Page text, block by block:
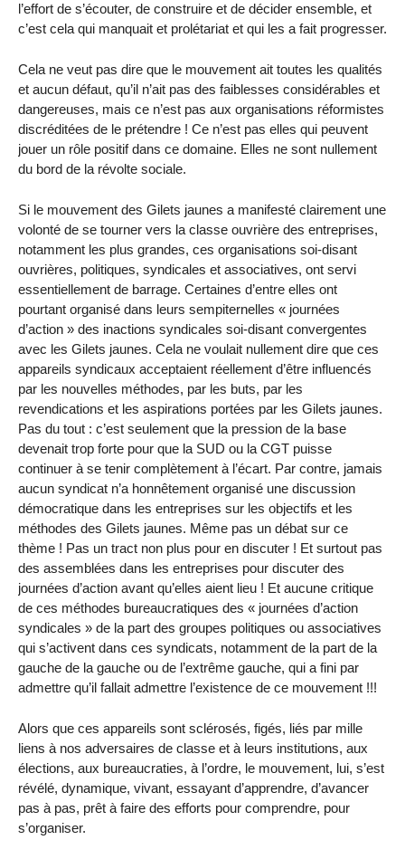
l’effort de s’écouter, de construire et de décider ensemble, et
c’est cela qui manquait et prolétariat et qui les a fait progresser.
Cela ne veut pas dire que le mouvement ait toutes les qualités
et aucun défaut, qu’il n’ait pas des faiblesses considérables et
dangereuses, mais ce n’est pas aux organisations réformistes
discréditées de le prétendre ! Ce n’est pas elles qui peuvent
jouer un rôle positif dans ce domaine. Elles ne sont nullement
du bord de la révolte sociale.
Si le mouvement des Gilets jaunes a manifesté clairement une
volonté de se tourner vers la classe ouvrière des entreprises,
notamment les plus grandes, ces organisations soi-disant
ouvrières, politiques, syndicales et associatives, ont servi
essentiellement de barrage. Certaines d’entre elles ont
pourtant organisé dans leurs sempiternelles « journées
d’action » des inactions syndicales soi-disant convergentes
avec les Gilets jaunes. Cela ne voulait nullement dire que ces
appareils syndicaux acceptaient réellement d’être influencés
par les nouvelles méthodes, par les buts, par les
revendications et les aspirations portées par les Gilets jaunes.
Pas du tout : c’est seulement que la pression de la base
devenait trop forte pour que la SUD ou la CGT puisse
continuer à se tenir complètement à l’écart. Par contre, jamais
aucun syndicat n’a honnêtement organisé une discussion
démocratique dans les entreprises sur les objectifs et les
méthodes des Gilets jaunes. Même pas un débat sur ce
thème ! Pas un tract non plus pour en discuter ! Et surtout pas
des assemblées dans les entreprises pour discuter des
journées d’action avant qu’elles aient lieu ! Et aucune critique
de ces méthodes bureaucratiques des « journées d’action
syndicales » de la part des groupes politiques ou associatives
qui s’activent dans ces syndicats, notamment de la part de la
gauche de la gauche ou de l’extrême gauche, qui a fini par
admettre qu’il fallait admettre l’existence de ce mouvement !!!
Alors que ces appareils sont sclérosés, figés, liés par mille
liens à nos adversaires de classe et à leurs institutions, aux
élections, aux bureaucraties, à l’ordre, le mouvement, lui, s’est
révélé, dynamique, vivant, essayant d’apprendre, d’avancer
pas à pas, prêt à faire des efforts pour comprendre, pour
s’organiser.